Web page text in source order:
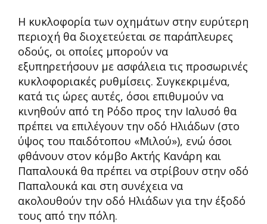
Η κυκλοφορία των οχημάτων στην ευρύτερη
περιοχή θα διοχετεύεται σε παράπλευρες
οδούς, οι οποίες μπορούν να
εξυπηρετήσουν με ασφάλεια τις προσωρινές
κυκλοφοριακές ρυθμίσεις. Συγκεκριμένα,
κατά τις ώρες αυτές, όσοι επιθυμούν να
κινηθούν από τη Ρόδο προς την Ιαλυσό θα
πρέπει να επιλέγουν την οδό Ηλιάδων (στο
ύψος του παιδότοπου «Μιλού»), ενώ όσοι
φθάνουν στον κόμβο Ακτής Κανάρη και
Παπαλουκά θα πρέπει να στρίβουν στην οδό
Παπαλουκά και στη συνέχεια να
ακολουθούν την οδό Ηλιάδων για την έξοδό
τους από την πόλη.